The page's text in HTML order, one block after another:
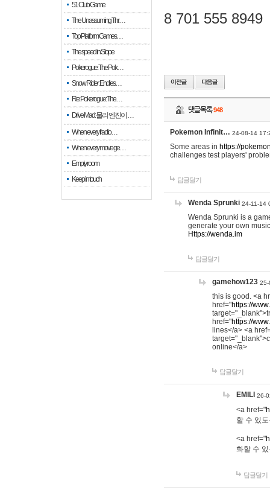
51 Club Game
The Unassuming Thr…
Top Platform Games…
The speed in Slope
Pokerogue: The Pok…
Snow Rider: Endles…
Re: Pokerogue: The…
Drive Mad: 물리 엔진이 …
When every fractio…
When every move ge…
Empty room
Keep in touch
8 701 555 8949
댓글목록948
Pokemon Infinit… 24-08-14
Some areas in https://
challenges test players'
답글달기
Wenda Sprunki 24-11-14
Wenda Sprunki is a
generate your own
Https://wenda.im
답글달기
gamehow123 25-
this is good. <a
href="https://
href="https://
lines</a> <a
online</a>
답글달기
EMILI 26-
<a href="
할 수 있
<a href="
화할 수
답글달기